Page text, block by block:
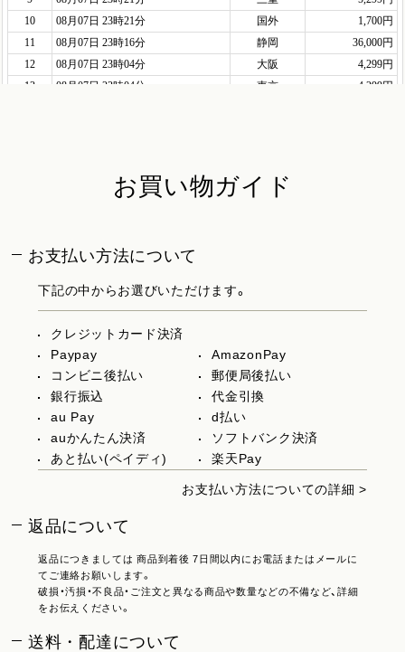
お買い物ガイド
お支払い方法について
下記の中からお選びいただけます。
クレジットカード決済
Paypay
AmazonPay
コンビニ後払い
郵便局後払い
銀行振込
代金引換
au Pay
d払い
auかんたん決済
ソフトバンク決済
あと払い(ペイディ)
楽天Pay
お支払い方法についての詳細 >
返品について
返品につきましては 商品到着後 7日間以内にお電話またはメールに
てご連絡お願いします。
破損・汚損・不良品・ご注文と異なる商品や数量などの不備など、詳細
をお伝えください。
送料・配達について